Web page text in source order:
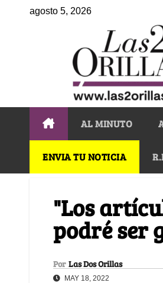
agosto 5, 2026
AL MINUTO
ENVIA TU NOTICIA
"Los
podré ser
Por Las Dos Orillas
MAY 18, 2022